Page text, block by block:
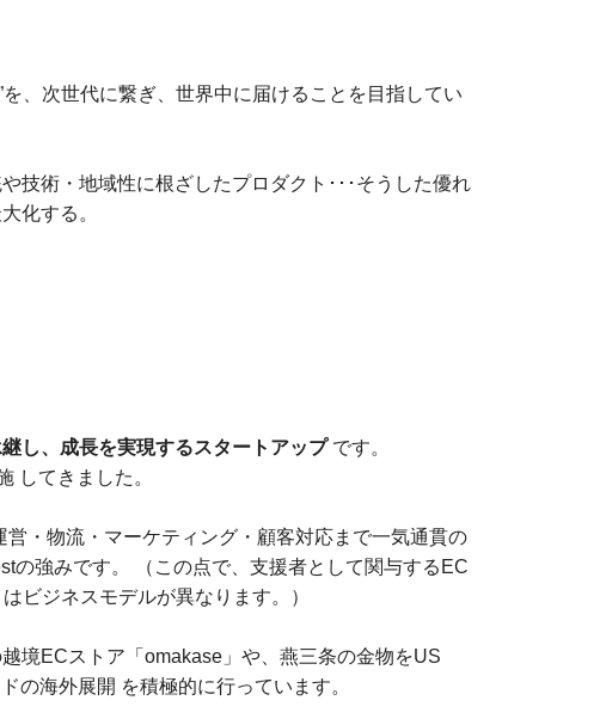
、次世代に繋ぎ、世界中に届けることを目指してい
技術・地域性に根ざしたプロダクト･･･そうした優れ
化する。
し、成長を実現するスタートアップです。
してきました。
・物流・マーケティング・顧客対応まで一気通貫の
の強みです。 （この点で、支援者として関与するEC
ビジネスモデルが異なります。）
境ECストア「omakase」や、燕三条の金物をUS
の海外展開 を積極的に行っています。